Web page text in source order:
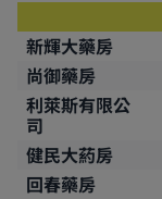
新輝大藥房
尚御藥房
利萊斯有限公
司
健民大葯房
回春藥房